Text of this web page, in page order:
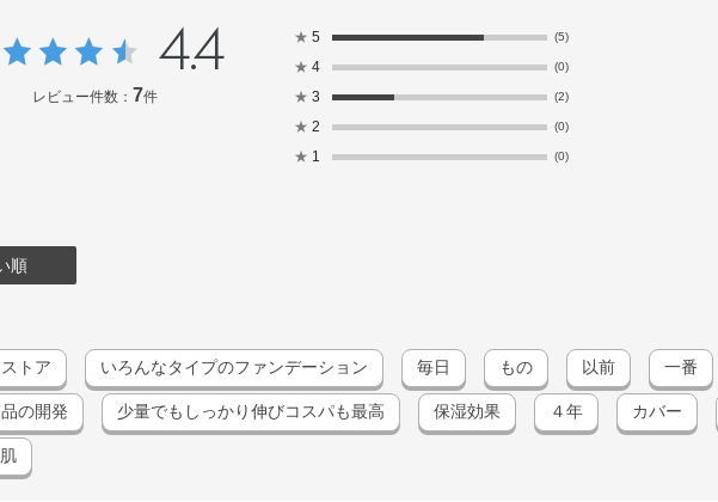
化Al・フェノキシエタノール・メチルパラベン・マイカ・酸化チタン・酸
4.4
レビュー件数： 7件
★ 5 (5)
★ 4 (0)
★ 3 (2)
★ 2 (0)
★ 1 (0)
順
トア いろんなタイプのファンデーション 毎日 もの 以前 一番
の開発 少量でもしっかり伸びコスパも最高 保湿効果 ４年 カバー